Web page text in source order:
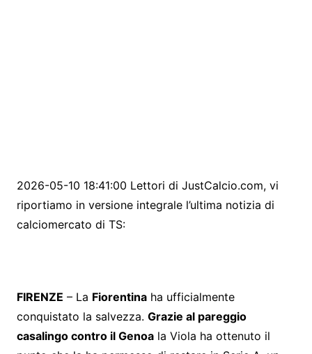
2026-05-10 18:41:00 Lettori di JustCalcio.com, vi
riportiamo in versione integrale l’ultima notizia di
calciomercato di TS:
FIRENZE – La Fiorentinaha ufficialmente
conquistato la salvezza. Grazie al pareggio
casalingo contro il Genoala Viola ha ottenuto il